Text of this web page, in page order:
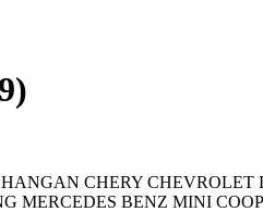
CHERY CHEVROLET
MERCEDES BENZ MINI